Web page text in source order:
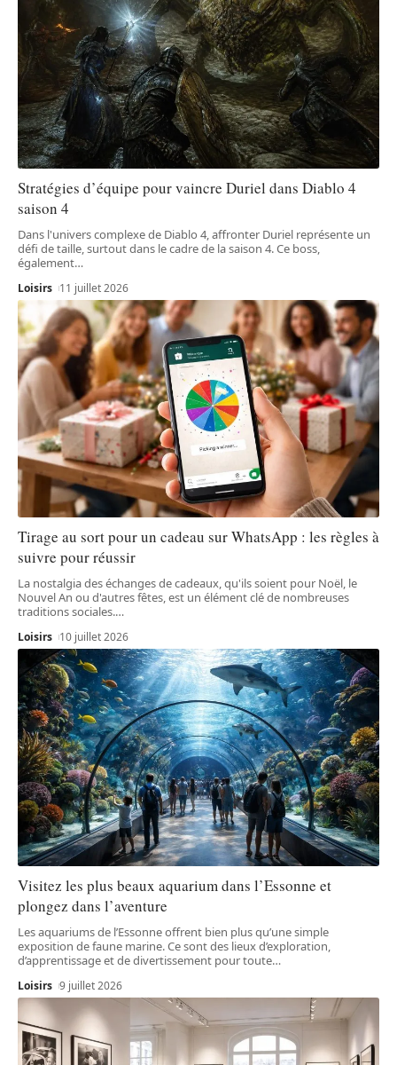
Stratégies d’équipe pour vaincre Duriel dans Diablo 4
saison 4
Dans l'univers complexe de Diablo 4, affronter Duriel représente un
défi de taille, surtout dans le cadre de la saison 4. Ce boss,
également…
Loisirs 11 juillet 2026
Tirage au sort pour un cadeau sur WhatsApp : les règles à
suivre pour réussir
La nostalgia des échanges de cadeaux, qu'ils soient pour Noël, le
Nouvel An ou d'autres fêtes, est un élément clé de nombreuses
traditions sociales.…
Loisirs 10 juillet 2026
Visitez les plus beaux aquarium dans l’Essonne et
plongez dans l’aventure
Les aquariums de l’Essonne offrent bien plus qu’une simple
exposition de faune marine. Ce sont des lieux d’exploration,
d’apprentissage et de divertissement pour toute…
Loisirs 9 juillet 2026